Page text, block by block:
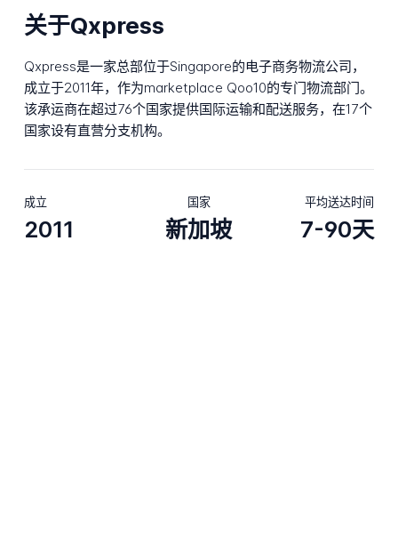
关于Qxpress
Qxpress是一家总部位于Singapore的电子商务物流公司，
成立于2011年，作为marketplace Qoo10的专门物流部门。
该承运商在超过76个国家提供国际运输和配送服务，在17个
国家设有直营分支机构。
成立
2011
国家
新加坡
平均送达时间
7-90天